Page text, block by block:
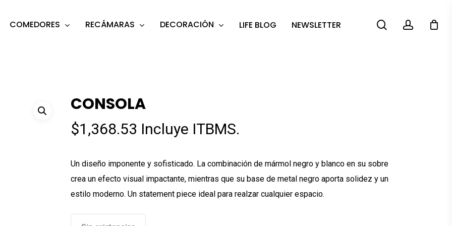
COMEDORES RECÁMARAS DECORACIÓN LIFE BLOG NEWSLETTER searchaccount
CONSOLA
$1,368.53 Incluye ITBMS.
Un diseño imponente y sofisticado. La combinación de mármol negro y blanco en su sobre
crea un efecto visual impactante, mientras que su base de metal negro aporta solidez y un
estilo moderno. Un statement piece ideal para realzar cualquier espacio.